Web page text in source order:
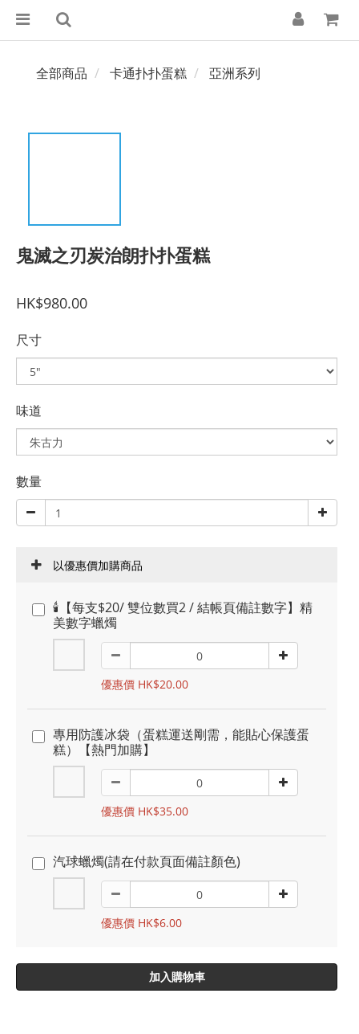
全部商品 卡通扑扑蛋糕 亞洲系列
鬼滅之刃炭治朗扑扑蛋糕
HK$980.00
尺寸
味道
數量
以優惠價加購商品
🕯️【每支$20/ 雙位數買2 / 結帳頁備註數字】精
美數字蠟燭
優惠價 HK$20.00
專用防護冰袋（蛋糕運送剛需，能貼心保護蛋
糕）【熱門加購】
優惠價 HK$35.00
汽球蠟燭(請在付款頁面備註顏色)
優惠價 HK$6.00
加入購物車